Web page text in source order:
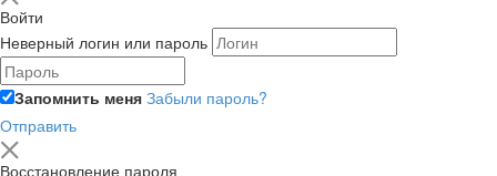
Войти
Неверный логин или пароль
Запомнить меня Забыли пароль?
Отправить
Восстановление пароля